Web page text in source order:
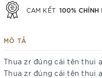
CAM KẾT 100% CHÍNH
MÔ TẢ
Thua zr đúng cái tên thui
Thua zr đúng cái tên thui ạ.